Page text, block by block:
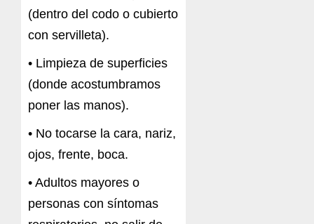
(dentro del codo o cubierto
con servilleta).
• Limpieza de superficies
(donde acostumbramos
poner las manos).
• No tocarse la cara, nariz,
ojos, frente, boca.
• Adultos mayores o
personas con síntomas